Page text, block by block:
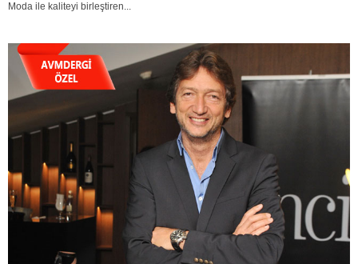
Moda ile kaliteyi birleştiren...